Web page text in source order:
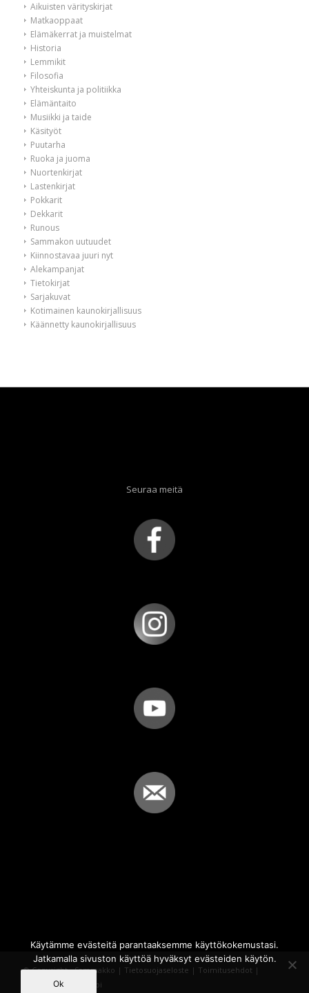
Aikuisten värityskirjat
Matkaoppaat
Elämäkerrat ja muistelmat
Historia
Lemmikit
Filosofia
Yhteiskunta ja politiikka
Elämäntaito
Musiikki ja taide
Käsityöt
Puutarha
Ruoka ja juoma
Nuortenkirjat
Lastenkirjat
Pokkarit
Dekkarit
Runous
Sammakon uutuudet
Kiinnostavaa juuri nyt
Alekampanjat
Tietokirjat
Sarjakuvat
Kotimainen kaunokirjallisuus
Käännetty kaunokirjallisuus
Seuraa meitä
© Copyright - Sammakko | Tietosuojaseloste | Toimitusehdot |
Powered by
iQWebbi
Käytämme evästeitä parantaaksemme käyttökokemustasi.
Jatkamalla sivuston käyttöä hyväksyt evästeiden käytön.
Ok